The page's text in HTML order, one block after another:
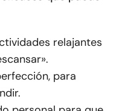
relajantes
para